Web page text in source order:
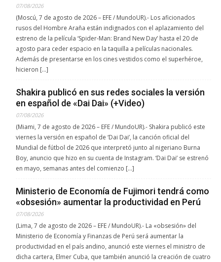
07/08/2026
(Moscú, 7 de agosto de 2026 – EFE / MundoUR).- Los aficionados
rusos del Hombre Araña están indignados con el aplazamiento del
estreno de la película ‘Spider-Man: Brand New Day’ hasta el 20 de
agosto para ceder espacio en la taquilla a películas nacionales.
Además de presentarse en los cines vestidos como el superhéroe,
hicieron […]
Shakira publicó en sus redes sociales la versión
en español de «Dai Dai» (+Video)
07/08/2026
(Miami, 7 de agosto de 2026 – EFE / MundoUR).- Shakira publicó este
viernes la versión en español de ‘Dai Dai’, la canción oficial del
Mundial de fútbol de 2026 que interpretó junto al nigeriano Burna
Boy, anuncio que hizo en su cuenta de Instagram. ‘Dai Dai’ se estrenó
en mayo, semanas antes del comienzo […]
Ministerio de Economía de Fujimori tendrá como
«obsesión» aumentar la productividad en Perú
07/08/2026
(Lima, 7 de agosto de 2026 – EFE / MundoUR).- La «obsesión» del
Ministerio de Economía y Finanzas de Perú será aumentar la
productividad en el país andino, anunció este viernes el ministro de
dicha cartera, Elmer Cuba, que también anunció la creación de cuatro